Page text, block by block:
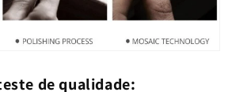
de qualidade: